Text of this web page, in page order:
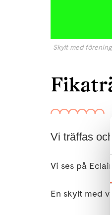
Skylt med
Vi träffas
Vi ses på
En skylt med